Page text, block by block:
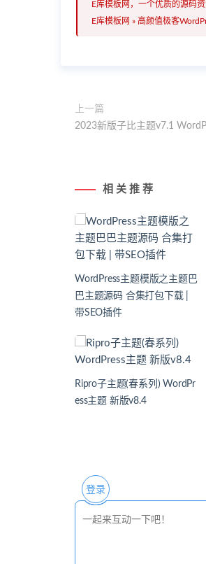
E库模板网，一个优质的源码资
E库模板网 » 高颜值极客
上一篇
2023新版子比主题v7.1
相 关 推 荐
WordPress主题模版之主题巴
巴主题源码 合集打包下载 |
带SEO插件
Ripro子主题(春系列) WordPr
ess主题 新版v8.4
登录